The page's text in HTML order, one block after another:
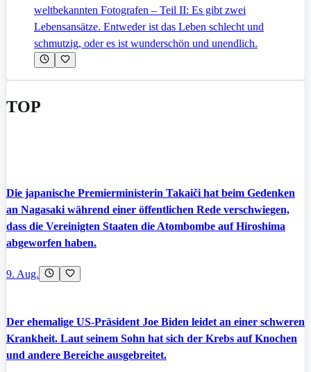
weltbekannten Fotografen – Teil II: Es gibt zwei
Lebensansätze. Entweder ist das Leben schlecht und
schmutzig, oder es ist wunderschön und unendlich.
TOP
Die japanische Premierministerin Takaiči hat beim Gedenken
an Nagasaki während einer öffentlichen Rede verschwiegen,
dass die Vereinigten Staaten die Atombombe auf Hiroshima
abgeworfen haben.
9. Aug.
Der ehemalige US-Präsident Joe Biden leidet an einer schweren
Krankheit. Laut seinem Sohn hat sich der Krebs auf Knochen
und andere Bereiche ausgebreitet.